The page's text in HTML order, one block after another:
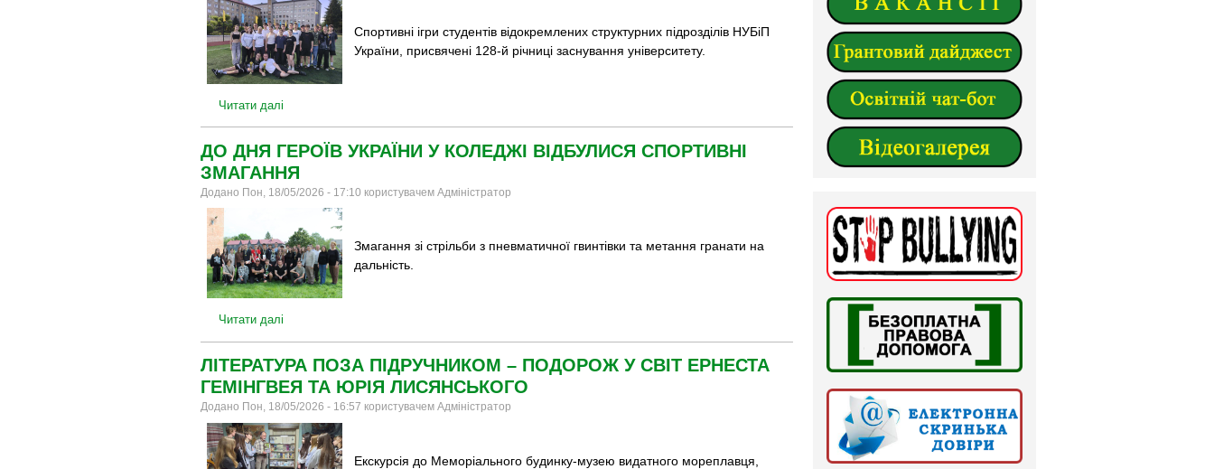
Спортивні ігри студентів відокремлених структурних підрозділів НУБіП
України, присвячені 128-й річниці заснування університету.
Читати далі
ДО ДНЯ ГЕРОЇВ УКРАЇНИ У КОЛЕДЖІ ВІДБУЛИСЯ СПОРТИВНІ
ЗМАГАННЯ
Додано Пон, 18/05/2026 - 17:10 користувачем Адміністратор
Змагання зі стрільби з пневматичної гвинтівки та метання гранати на
дальність.
Читати далі
ЛІТЕРАТУРА ПОЗА ПІДРУЧНИКОМ – ПОДОРОЖ У СВІТ ЕРНЕСТА
ГЕМІНГВЕЯ ТА ЮРІЯ ЛИСЯНСЬКОГО
Додано Пон, 18/05/2026 - 16:57 користувачем Адміністратор
Екскурсія до Меморіального будинку-музею видатного мореплавця,